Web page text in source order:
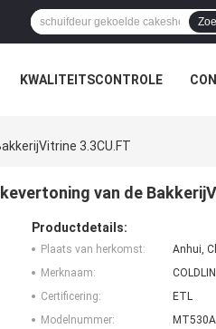
KWALITEITSCONTROLE
3.3CU.FT
van de
Productdetails:
Plaats van herkomst:
Anhui,
Merknaam:
Certificering:
ETL
Modelnummer:
MT530A